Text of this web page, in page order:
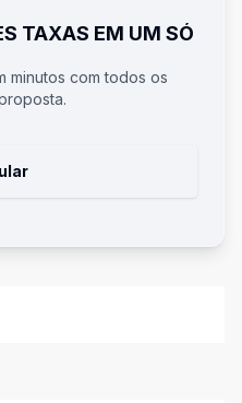
TAXAS EM UM SÓ
minutos com todos os